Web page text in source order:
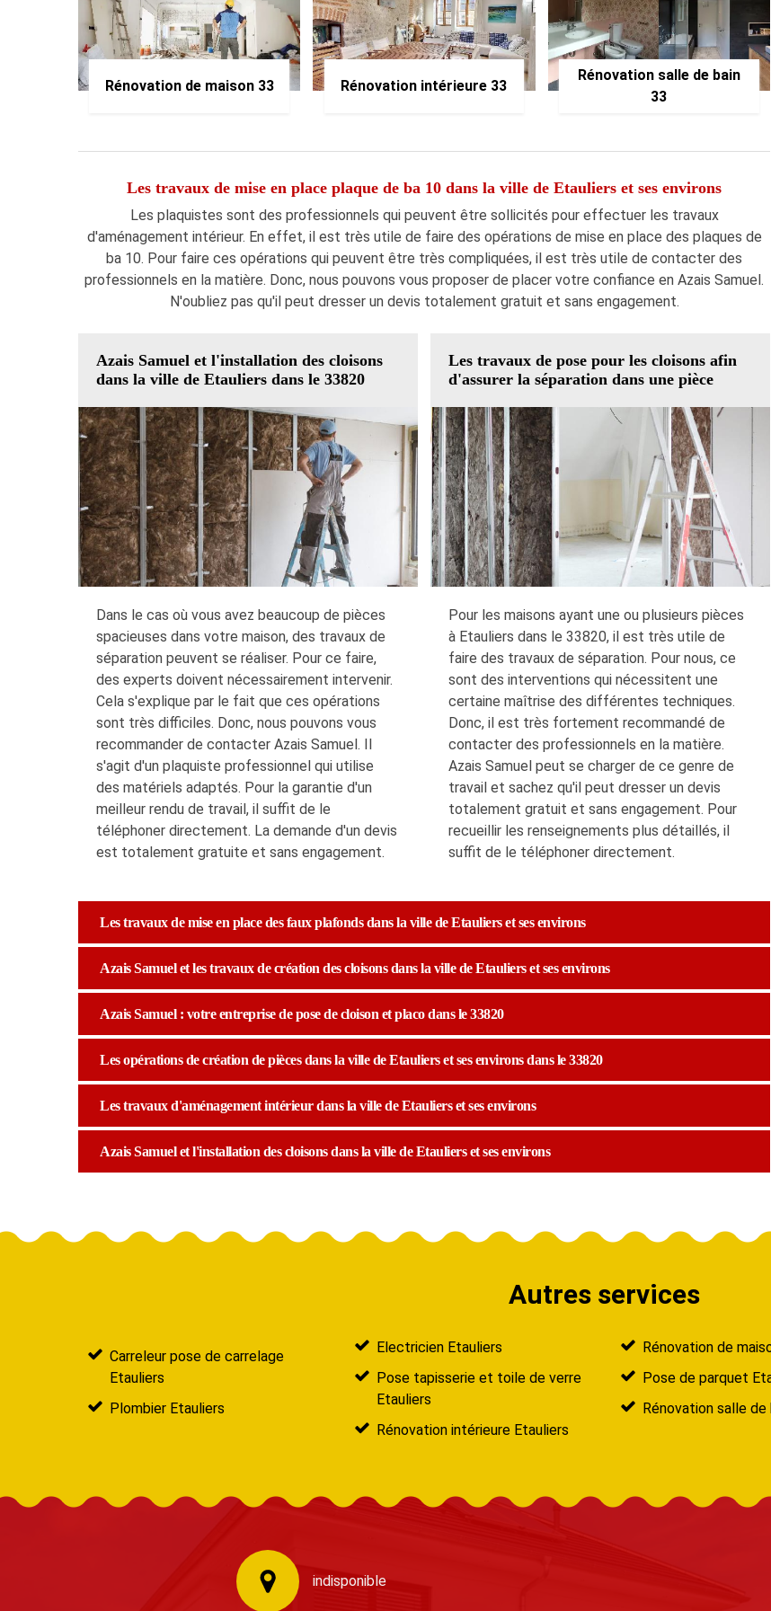
Rénovation de maison 33 Rénovation intérieure 33
Rénovation salle de bain
33
Les travaux de mise en place plaque de ba 10 dans la ville de Etauliers et ses environs
Les plaquistes sont des professionnels qui peuvent être sollicités pour effectuer les travaux
d'aménagement intérieur. En effet, il est très utile de faire des opérations de mise en place des plaques de
ba 10. Pour faire ces opérations qui peuvent être très compliquées, il est très utile de contacter des
professionnels en la matière. Donc, nous pouvons vous proposer de placer votre confiance en Azais Samuel.
N'oubliez pas qu'il peut dresser un devis totalement gratuit et sans engagement.
Azais Samuel et l'installation des cloisons
dans la ville de Etauliers dans le 33820
Dans le cas où vous avez beaucoup de pièces
spacieuses dans votre maison, des travaux de
séparation peuvent se réaliser. Pour ce faire,
des experts doivent nécessairement intervenir.
Cela s'explique par le fait que ces opérations
sont très difficiles. Donc, nous pouvons vous
recommander de contacter Azais Samuel. Il
s'agit d'un plaquiste professionnel qui utilise
des matériels adaptés. Pour la garantie d'un
meilleur rendu de travail, il suffit de le
téléphoner directement. La demande d'un devis
est totalement gratuite et sans engagement.
Les travaux de pose pour les cloisons afin
d'assurer la séparation dans une pièce
Pour les maisons ayant une ou plusieurs pièces
à Etauliers dans le 33820, il est très utile de
faire des travaux de séparation. Pour nous, ce
sont des interventions qui nécessitent une
certaine maîtrise des différentes techniques.
Donc, il est très fortement recommandé de
contacter des professionnels en la matière.
Azais Samuel peut se charger de ce genre de
travail et sachez qu'il peut dresser un devis
totalement gratuit et sans engagement. Pour
recueillir les renseignements plus détaillés, il
suffit de le téléphoner directement.
Les travaux de mise en place des faux plafonds dans la ville de Etauliers et ses environs
Azais Samuel et les travaux de création des cloisons dans la ville de Etauliers et ses environs
Azais Samuel : votre entreprise de pose de cloison et placo dans le 33820
Les opérations de création de pièces dans la ville de Etauliers et ses environs dans le 33820
Les travaux d'aménagement intérieur dans la ville de Etauliers et ses environs
Azais Samuel et l'installation des cloisons dans la ville de Etauliers et ses environs
Autres services
Carreleur pose de carrelage
Etauliers
Plombier Etauliers
Electricien Etauliers
Pose tapisserie et toile de verre
Etauliers
Rénovation intérieure Etauliers
Rénovation de
Pose de parquet
Rénovation salle de
indisponible